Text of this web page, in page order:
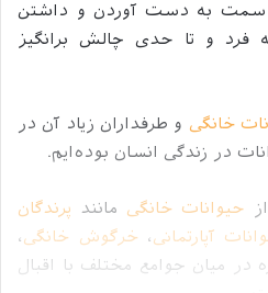
سمت به دست آوردن و داشتن
و تا حدی چالش برانگیز
خانگی و طرفداران زیاد آن در
در زندگی انسان بوده‌ایم.
حیوانات خانگی مانند پرندگان
آپارتمانی، خرگوش خانگی،
در میان جوامع مختلف با اقبال